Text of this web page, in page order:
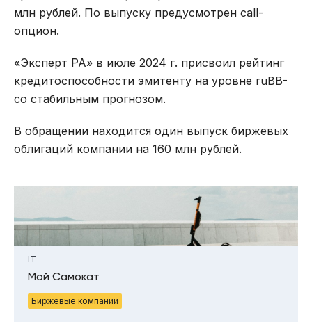
млн рублей. По выпуску предусмотрен call-
опцион.
«Эксперт РА» в июле 2024 г. присвоил рейтинг
кредитоспособности эмитенту на уровне ruBB-
со стабильным прогнозом.
В обращении находится один выпуск биржевых
облигаций компании на 160 млн рублей.
IT
Мой Самокат
Биржевые компании